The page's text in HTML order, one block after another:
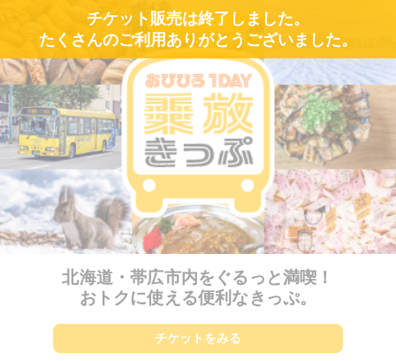
チケット販売は終了しました。
たくさんのご利用ありがとうございました。
北海道・帯広市内をぐるっと満喫！
おトクに使える便利なきっぷ。
チケットをみる